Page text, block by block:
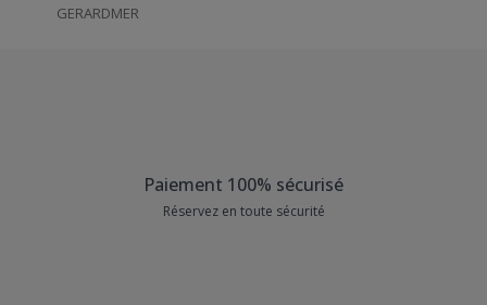
GERARDMER
Paiement 100% sécurisé
Réservez en toute sécurité